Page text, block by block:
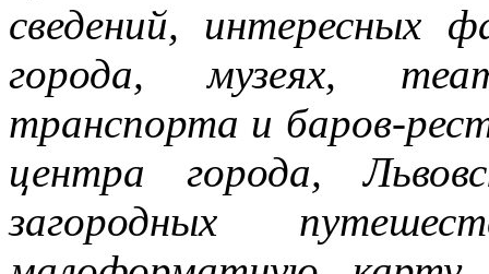
сведений, интересных
города, музеях,
транспорта и баров-
центра города,
загородных